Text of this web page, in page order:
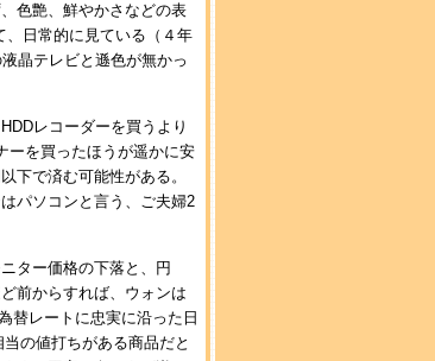
色艶、鮮やかさなどの表
、日常的に見ている（４年
晶テレビと遜色が無かっ
レコーダーを買うより
ーを買ったほうが遥かに安
下で済む可能性がある。
パソコンと言う、ご夫婦2
ター価格の下落と、円
前からすれば、ウォンは
替レートに忠実に沿った日
の値打ちがある商品だと